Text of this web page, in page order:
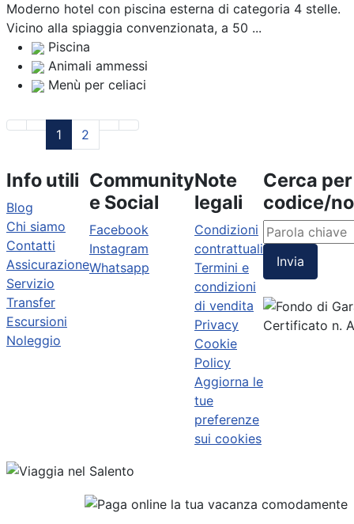
Moderno hotel con piscina esterna di categoria 4 stelle.
Vicino alla spiaggia convenzionata, a 50 ...
Piscina
Animali ammessi
Menù per celiaci
1 2
Info utili
Blog
Chi siamo
Contatti
Assicurazione
Servizio
Transfer
Escursioni
Noleggio
Community
e Social
Facebook
Instagram
Whatsapp
Note
legali
Condizioni
contrattuali
Termini e
condizioni
di vendita
Privacy
Cookie
Policy
Aggiorna le
tue
preferenze
sui cookies
Cerca per
codice/
Invia
Certificato n.